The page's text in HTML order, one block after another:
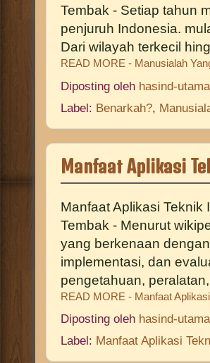
Tembak - Setiap tahun
penjuruh Indonesia.
Dari wilayah terkecil
READ MORE - Manusialah
Diposting oleh hasind-
Label: Benarkah?,
Manfaat Aplikasi
Manfaat Aplikasi Teknik
Tembak - Menurut
yang berkenaan
implementasi, dan
pengetahuan,
READ MORE - Manfaat
Diposting oleh hasind-
Label: Manfaat Aplikasi